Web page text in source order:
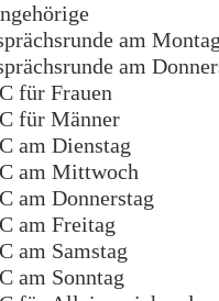
am Montag
am
für Frauen
für Männer
am Dienstag
am Mittwoch
am Donnerstag
am Freitag
am Samstag
am Sonntag